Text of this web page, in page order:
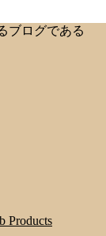
ブログである
Products